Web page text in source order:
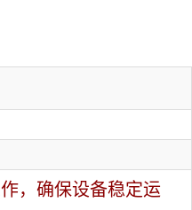
，确保设备稳定运